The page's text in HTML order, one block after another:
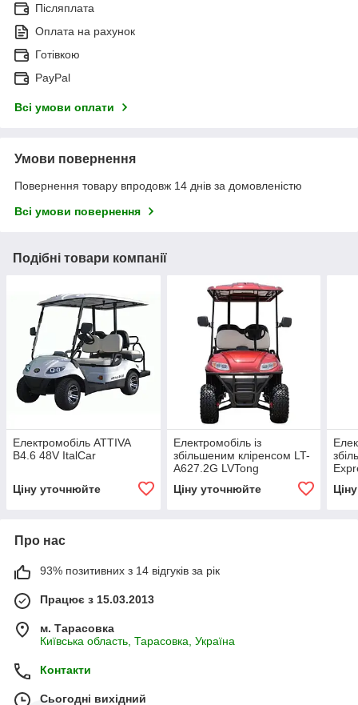
Післяплата
Оплата на рахунок
Готівкою
PayPal
Всі умови оплати
Умови повернення
Повернення товару впродовж 14 днів за домовленістю
Всі умови повернення
Подібні товари компанії
Електромобіль ATTIVA
B4.6 48V ItalCar
Ціну уточнюйте
Електромобіль із
збільшеним кліренсом LT-
A627.2G LVTong
Ціну уточнюйте
Про нас
93% позитивних з 14 відгуків за рік
Працює з 15.03.2013
м. Тарасовка
Київська область, Тарасовка, Україна
Контакти
Сьогодні вихідний